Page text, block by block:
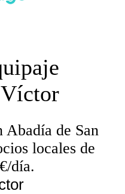
Abadía de San
locales de
día.